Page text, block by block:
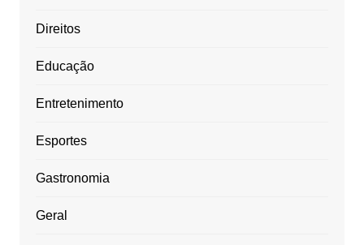
Direitos
Educação
Entretenimento
Esportes
Gastronomia
Geral